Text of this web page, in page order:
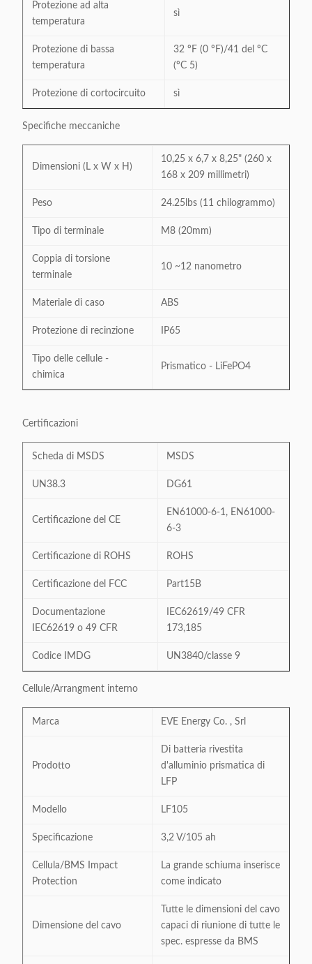
Protezione ad alta
temperatura
sì
Protezione di bassa
temperatura
32 ºF (0 ºF)/41 del ºC
(ºC 5)
Protezione di cortocircuito sì
Specifiche meccaniche
Dimensioni (L x W x H)
10,25 x 6,7 x 8,25" (260 x
168 x 209 millimetri)
Peso 24.25lbs (11 chilogrammo)
Tipo di terminale M8 (20mm)
Coppia di torsione
terminale
10 ~12 nanometro
Materiale di caso ABS
Protezione di recinzione IP65
Tipo delle cellule -
chimica
Prismatico - LiFePO4
Certificazioni
Scheda di MSDS MSDS
UN38.3 DG61
Certificazione del CE
EN61000-6-1, EN61000-
6-3
Certificazione di ROHS ROHS
Certificazione del FCC Part15B
Documentazione
IEC62619 o 49 CFR
IEC62619/49 CFR
173,185
Codice IMDG UN3840/classe 9
Cellule/Arrangment interno
Marca EVE Energy Co. , Srl
Prodotto
Di batteria rivestita
d'alluminio prismatica di
LFP
Modello LF105
Specificazione 3,2 V/105 ah
Cellula/BMS Impact
Protection
La grande schiuma inserisce
come indicato
Dimensione del cavo
Tutte le dimensioni del cavo
capaci di riunione di tutte le
spec. espresse da BMS